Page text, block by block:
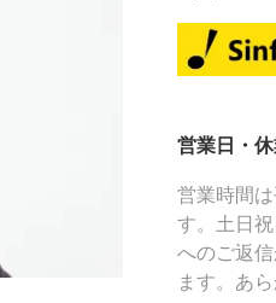
営業日・
営業時間
す。土日
へのご返
ます。あ